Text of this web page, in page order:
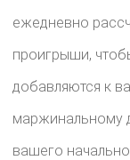
ежедневно
проигрыши,
добавляются к
маржинальному
вашего